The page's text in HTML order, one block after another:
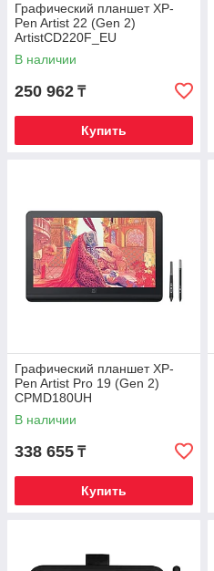
Графический планшет XP-
Pen Artist 22 (Gen 2)
ArtistCD220F_EU
В наличии
250 962 ₸
Купить
Графический планшет XP-
Pen Artist Pro 19 (Gen 2)
CPMD180UH
В наличии
338 655 ₸
Купить